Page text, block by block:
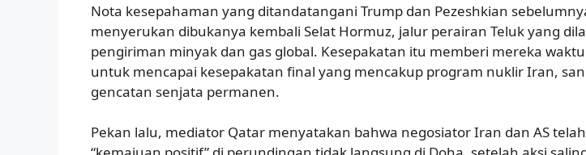
Nota kesepahaman yang ditandatangani Trump dan Pezeshkian
menyerukan dibukanya kembali Selat Hormuz, jalur perairan Teluk yang
pengiriman minyak dan gas global. Kesepakatan itu memberi mereka
untuk mencapai kesepakatan final yang mencakup program nuklir Iran,
gencatan senjata permanen.
Pekan lalu, mediator Qatar menyatakan bahwa negosiator Iran dan AS